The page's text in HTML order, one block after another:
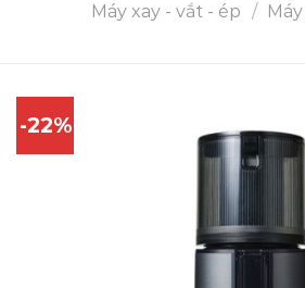
Máy xay - vắt - ép /
-22%